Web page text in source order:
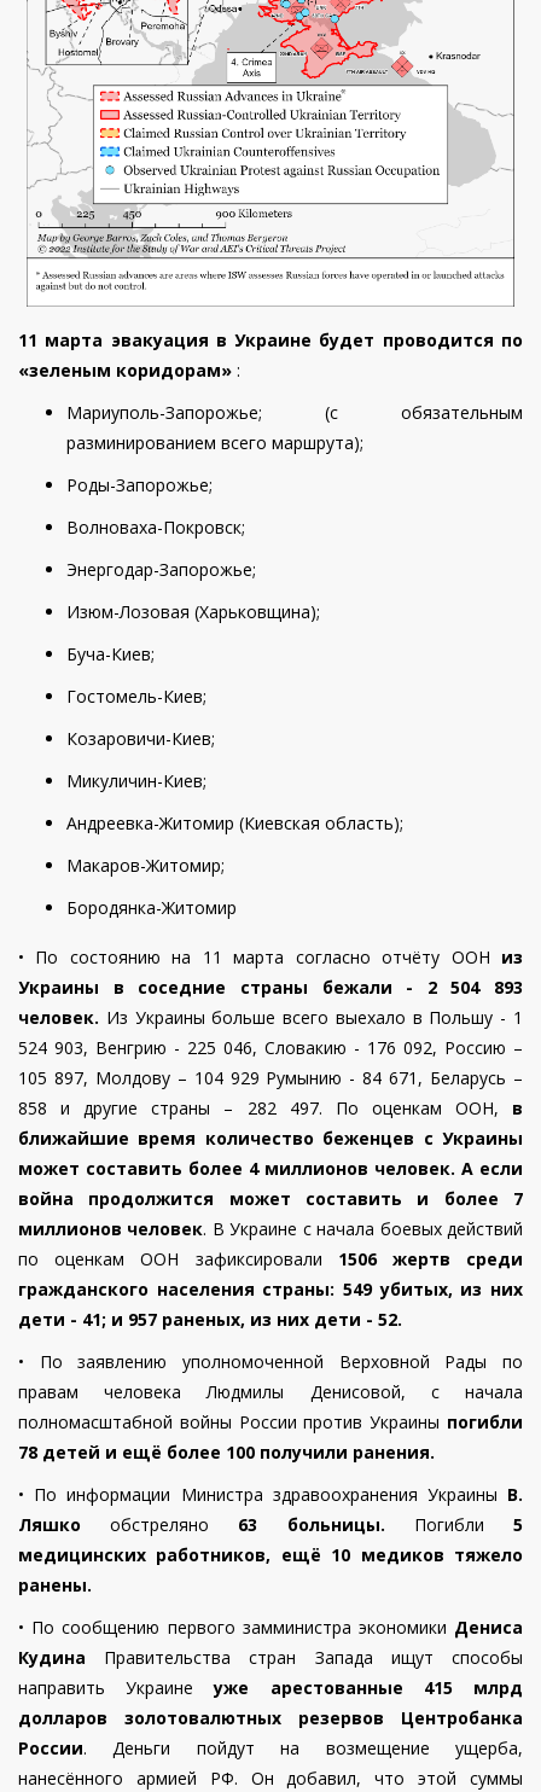
11 марта эвакуация в Украине будет проводится по
«зеленым коридорам» :
Мариуполь-Запорожье; (с обязательным
разминированием всего маршрута);
Роды-Запорожье;
Волноваха-Покровск;
Энергодар-Запорожье;
Изюм-Лозовая (Харьковщина);
Буча-Киев;
Гостомель-Киев;
Козаровичи-Киев;
Микуличин-Киев;
Андреевка-Житомир (Киевская область);
Макаров-Житомир;
Бородянка-Житомир
• По состоянию на 11 марта согласно отчёту ООН из
Украины в соседние страны бежали - 2 504 893
человек. Из Украины больше всего выехало в Польшу - 1
524 903, Венгрию - 225 046, Словакию - 176 092, Россию –
105 897, Молдову – 104 929 Румынию - 84 671, Беларусь –
858 и другие страны – 282 497. По оценкам ООН, в
ближайшие время количество беженцев с Украины
может составить более 4 миллионов человек. А если
война продолжится может составить и более 7
миллионов человек. В Украине с начала боевых действий
по оценкам ООН зафиксировали 1506 жертв среди
гражданского населения страны: 549 убитых, из них
дети - 41; и 957 раненых, из них дети - 52.
• По заявлению уполномоченной Верховной Рады по
правам человека Людмилы Денисовой, с начала
полномасштабной войны России против Украины погибли
78 детей и ещё более 100 получили ранения.
• По информации Министра здравоохранения Украины В.
Ляшкообстреляно 63 больницы. Погибли5
медицинских работников, ещё 10 медиков тяжело
ранены.
• По сообщению первого замминистра экономики Дениса
Кудина Правительства стран Запада ищут способы
направить Украине уже арестованные 415 млрд
долларов золотовалютных резервов Центробанка
России. Деньги пойдут на возмещение ущерба,
нанесённого армией РФ. Он добавил, что этой суммы